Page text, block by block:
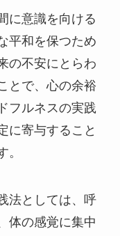
に意識を向ける
平和を保つため
の不安にとらわ
とで、心の余裕
フルネスの実践
に寄与すること
。
法としては、呼
体の感覚に集中